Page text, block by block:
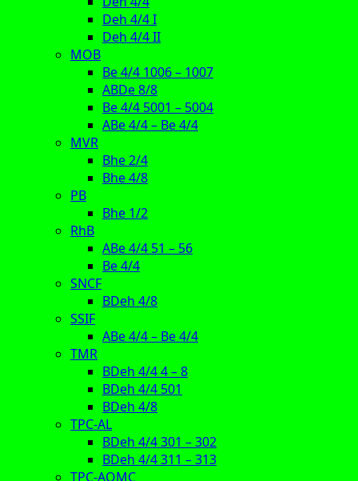
Deh 4/4 I
Deh 4/4 II
MOB
Be 4/4 1006 – 1007
ABDe 8/8
Be 4/4 5001 – 5004
ABe 4/4 – Be 4/4
MVR
Bhe 2/4
Bhe 4/8
PB
Bhe 1/2
RhB
ABe 4/4 51 – 56
Be 4/4
SNCF
BDeh 4/8
SSIF
ABe 4/4 – Be 4/4
TMR
BDeh 4/4 4 – 8
BDeh 4/4 501
BDeh 4/8
TPC-AL
BDeh 4/4 301 – 302
BDeh 4/4 311 – 313
TPC-AOMC